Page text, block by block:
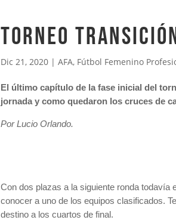
Torneo
Dic 21, 2020 |AFA, Fútbol Femenino
El último capítulo de la fase inicial del
jornada y como quedaron los cruces de
Por Lucio Orlando.
Con dos plazas a la siguiente ronda todavía
conocer a uno de los equipos clasificados.
destino a los cuartos de final.